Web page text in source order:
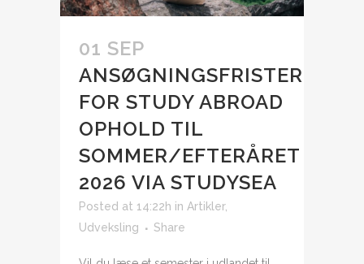
01 SEP
ANSØGNINGSFRISTER
FOR STUDY ABROAD
OPHOLD TIL
SOMMER/EFTERÅRET
2026 VIA STUDYSEA
Posted at 14:22h in Artikler,
Udveksling
Share